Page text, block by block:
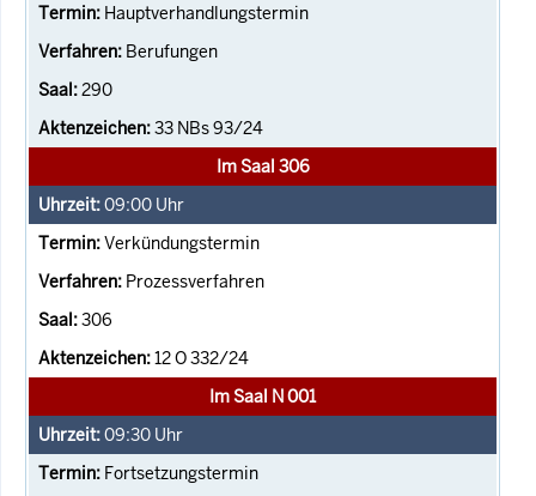
Hauptverhandlungstermin
Berufungen
290
33 NBs 93/24
Im Saal 306
09:00 Uhr
Verkündungstermin
Prozessverfahren
306
12 O 332/24
Im Saal N 001
09:30 Uhr
Fortsetzungstermin